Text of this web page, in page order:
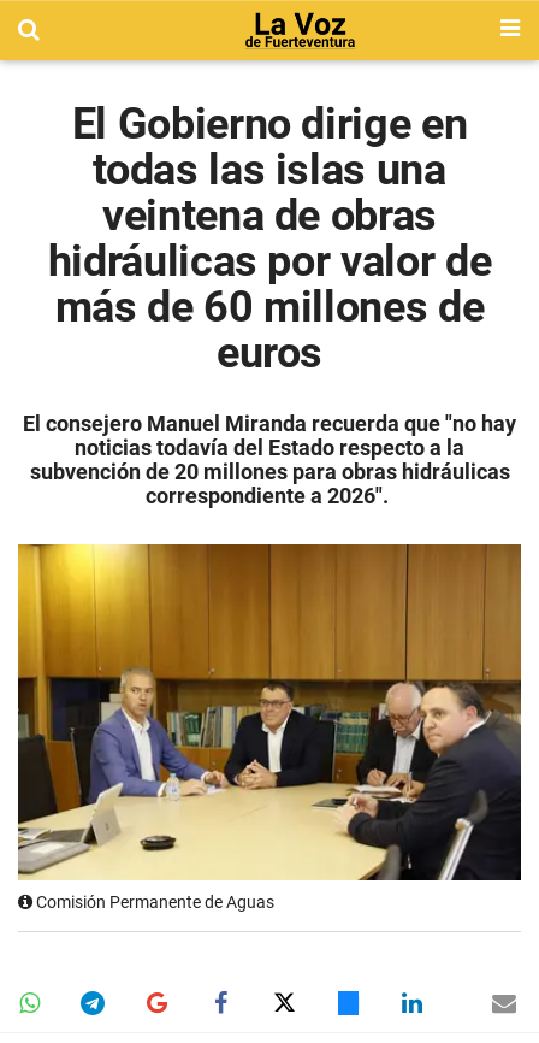
El Gobierno dirige en
todas las islas una
veintena de obras
hidráulicas por valor de
más de 60 millones de
euros
El consejero Manuel Miranda recuerda que "no hay
noticias todavía del Estado respecto a la
subvención de 20 millones para obras hidráulicas
correspondiente a 2026".
Comisión Permanente de Aguas